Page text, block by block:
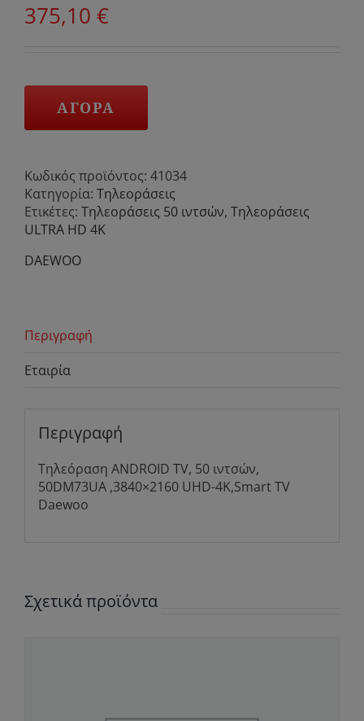
375,10 €
ΑΓΟΡΑ
Κωδικός προϊόντος: 41034
Κατηγορία: Τηλεοράσεις
Ετικέτες: Τηλεοράσεις 50 ιντσών, Τηλεοράσεις
ULTRA HD 4K
DAEWOO
Περιγραφή
Εταιρία
Περιγραφή
Τηλεόραση ANDROID TV, 50 ιντσών,
50DM73UA ,3840×2160 UHD-4K,Smart TV
Daewoo
Σχετικά προϊόντα